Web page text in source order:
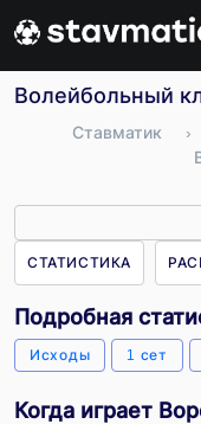
Волейбольный
Ставматик ›
СТАТИСТИКА
Подробная
Исходы 1 сет
Когда играет